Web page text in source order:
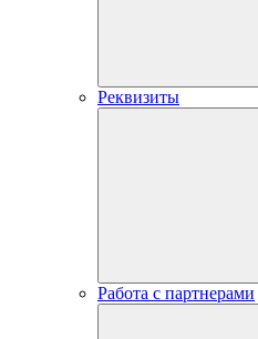
Реквизиты
Работа с партнерами